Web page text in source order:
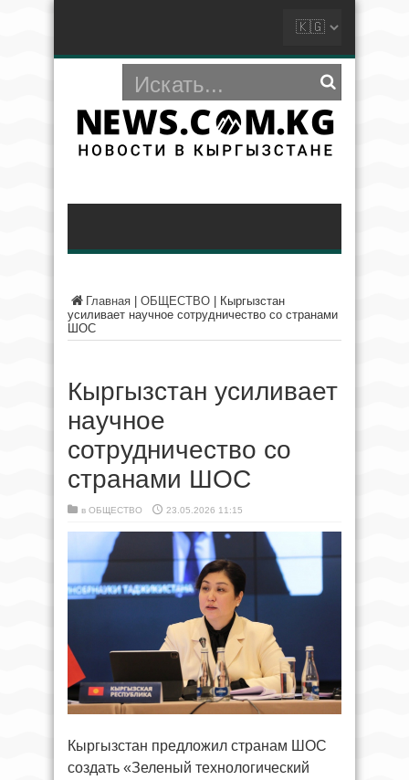
Главная ОБЩЕСТВО
Кыргызстан
усиливает научное сотрудничество со странами
ШОС
Кыргызстан усиливает
научное
сотрудничество со
странами ШОС
в ОБЩЕСТВО 23.05.2026 11:15
Кыргызстан предложил странам ШОС
создать «Зеленый технологический